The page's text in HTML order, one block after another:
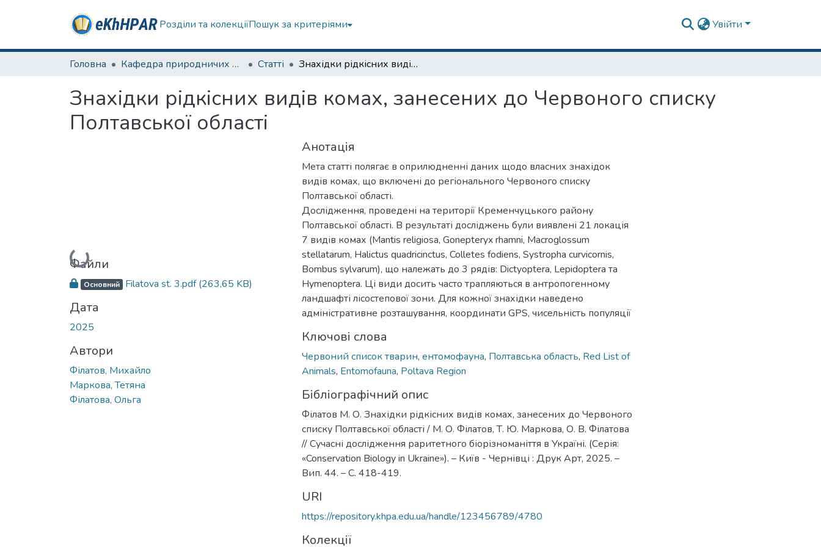
Розділи та колекціїПошук за критеріями Увійти
Головна Кафедра природничих наук та здоров'язбереження Статті Знахідки рідкісних видів комах, занесених до Червоного списку Полтавської області
Знахідки рідкісних видів комах, занесених до Червоного списку
Полтавської області
Вантажиться...
Файли
Основний Filatova st. 3.pdf(263,65 KB)
Дата
2025
Автори
Філатов, Михайло
Маркова, Тетяна
Філатова, Ольга
Анотація
Мета статті полягає в оприлюдненні даних щодо власних знахідок
видів комах, що включені до регіонального Червоного списку
Полтавської області.
Дослідження, проведені на території Кременчуцького району
Полтавської області. В результаті досліджень були виявлені 21 локація
7 видів комах (Mantis religiosa, Gonepteryx rhamni, Macroglossum
stellatarum, Halictus quadricinctus, Colletes fodiens, Systropha curvicornis,
Bombus sylvarum), що належать до 3 рядів: Dictyoptera, Lepidoptera та
Hymenoptera. Ці види досить часто трапляються в антропогенному
ландшафті лісостепової зони. Для кожної знахідки наведено
адміністративне розташування, координати GPS, чисельність популяції
Ключові слова
Червоний список тварин, ентомофауна, Полтавська область, Red List of
Animals, Entomofauna, Poltava Region
Бібліографічний опис
Філатов М. О. Знахідки рідкісних видів комах, занесених до Червоного
списку Полтавської області / М. О. Філатов, Т. Ю. Маркова, О. В. Філатова
// Сучасні дослідження раритетного біорізноманіття в Україні. (Серія:
«Conservation Biology in Ukraine»). – Київ - Чернівці : Друк Арт, 2025. –
Вип. 44. – С. 418-419.
URI
https://repository.khpa.edu.ua/handle/123456789/4780
Колекції